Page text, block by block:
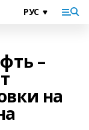
–
на